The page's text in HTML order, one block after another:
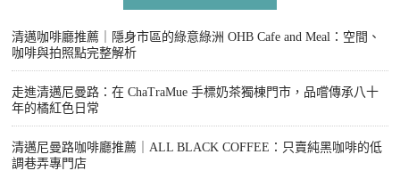
清邁咖啡廳推薦｜隱身市區的綠意綠洲 OHB Cafe and Meal：空間、
咖啡與拍照點完整解析
走進清邁尼曼路：在 ChaTraMue 手標奶茶獨棟門市，品嚐傳承八十
年的橘紅色日常
清邁尼曼路咖啡廳推薦｜ALL BLACK COFFEE：只賣純黑咖啡的低
調巷弄專門店